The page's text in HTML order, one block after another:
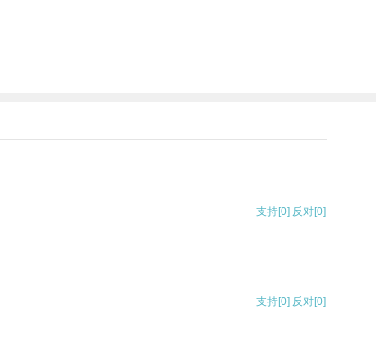
支持[0] 反对[0]
支持[0] 反对[0]